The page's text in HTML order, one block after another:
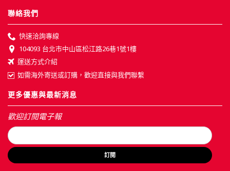
聯絡我們
快速洽詢專線
104093 台北市中山區松江路26巷1號1樓
運送方式介紹
如需海外寄送或訂購，歡迎直接與我們聯繫
更多優惠與最新消息
歡迎訂閱電子報
訂閱